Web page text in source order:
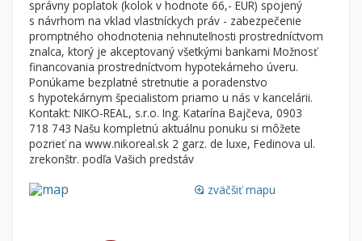
Administratívne, obchodné
Skladové, výrobné
Rekreačné, reštauračné
Garáž, garážové státie
Súkromná inzercia
Ponuka RK
Len s fotkou
Novostavba
search Hľadaj
Zatvoriť vyhľadávanie
správny poplatok (kolok v hodnote 66,- EUR) spojený
s návrhom na vklad vlastníckych práv - zabezpečenie
promptného ohodnotenia nehnuteľnosti prostredníctvom
znalca, ktorý je akceptovaný všetkými bankami Možnosť
financovania prostredníctvom hypotekárneho úveru.
Ponúkame bezplatné stretnutie a poradenstvo
s hypotekárnym špecialistom priamo u nás v kancelárii.
Kontakt: NIKO-REAL, s.r.o. Ing. Katarína Bajčeva, 0903
718 743 Našu kompletnú aktuálnu ponuku si môžete
pozrieť na www.nikoreal.sk 2 garz. de luxe, Fedinova ul.
zrekonštr. podľa Vašich predstáv
loupe zväčšiť mapu